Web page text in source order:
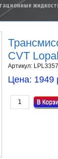
CVT
Артикул:
Цена: 1949